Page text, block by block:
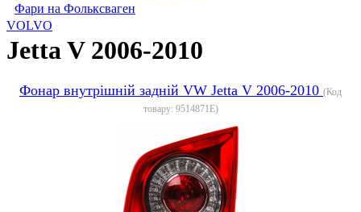
Фари на Фольксваген
VOLVO
Jetta V 2006-2010
Фонар внутрішній задній VW Jetta V 2006-2010 (Код
товару: 9514871E)